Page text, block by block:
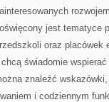
jest tematyce
oraz placówek
świadomie
znaleźć
i codziennym